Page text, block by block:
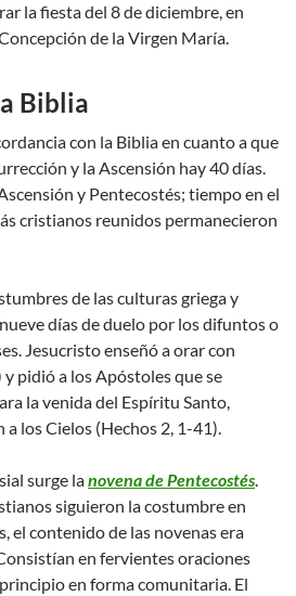
la fiesta del 8 de diciembre, en
de la Virgen María.
Biblia
con la Biblia en cuanto a que
y la Ascensión hay 40 días.
y Pentecostés; tiempo en el
cristianos reunidos permanecieron
de las culturas griega y
días de duelo por los difuntos o
Jesucristo enseñó a orar con
pidió a los Apóstoles que se
la venida del Espíritu Santo,
a los Cielos (Hechos 2, 1-41).
surge lanovena de Pentecostés.
siguieron la costumbre en
el contenido de las novenas era
en fervientes oraciones
en forma comunitaria. El